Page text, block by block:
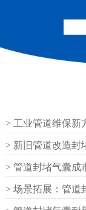
抗震
F40、60、
> 工业管道维保新
> 新旧管道改造封
> 管道封堵气囊成
效运
> 场景拓展：管道